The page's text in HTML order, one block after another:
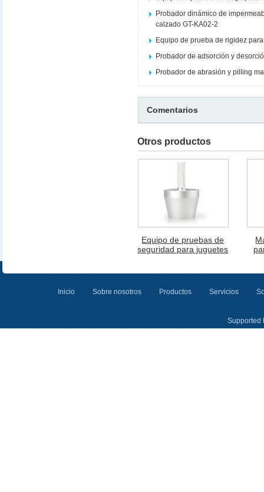
Probador dinámico de
calzado GT-KA02-2
Equipo de prueba de rigidez
Probador de adsorción y
Probador de abrasión y pilling
Comentarios
Otros productos
Equipo de pruebas de
seguridad para juguetes
Inicio Sobre nosotros Productos Servicios
Supported